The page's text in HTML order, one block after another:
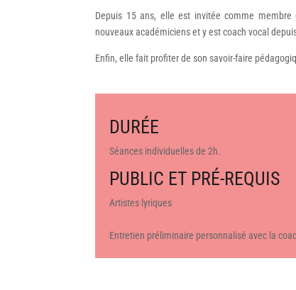
Depuis 15 ans, elle est invitée comme membre
nouveaux académiciens et y est coach vocal
Enfin, elle fait profiter de son savoir-faire
DURÉE
Séances individuelles de 2h.
PUBLIC ET PRÉ-REQUIS
Artistes lyriques
Entretien préliminaire personnalisé avec la